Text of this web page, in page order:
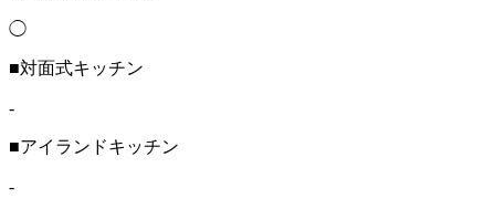
◯
■対面式キッチン
-
■アイランドキッチン
-